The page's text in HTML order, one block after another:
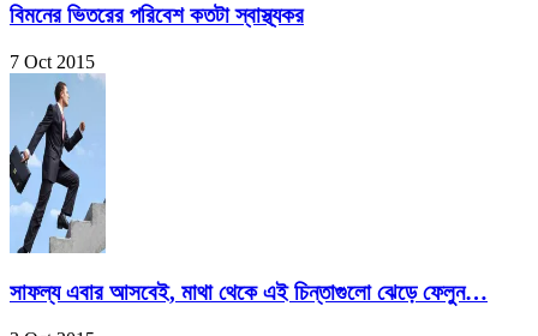
বিমনের ভিতরের পরিবেশ কতটা স্বাস্থ্যকর
7 Oct 2015
সাফল্য এবার আসবেই, মাথা থেকে এই চিন্তাগুলো ঝেড়ে ফেলুন…